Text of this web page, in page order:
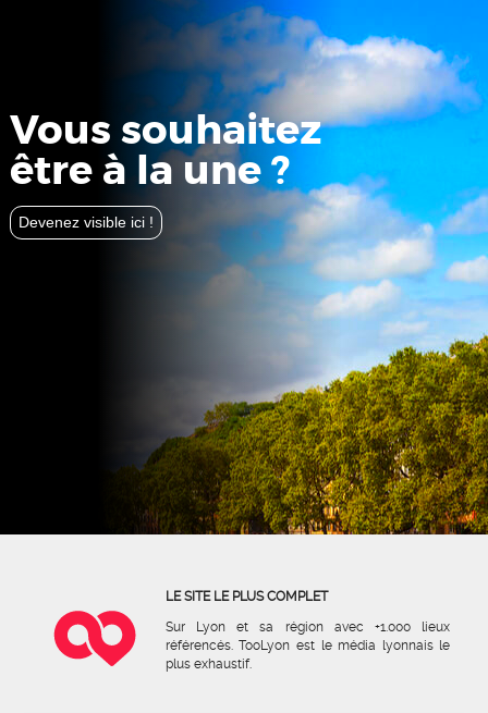
Vous souhaitez
être à la une ?
Devenez visible ici !
LE SITE LE PLUS COMPLET
Sur Lyon et sa région avec +1.000 lieux
référencés. TooLyon est le média lyonnais le
plus exhaustif.